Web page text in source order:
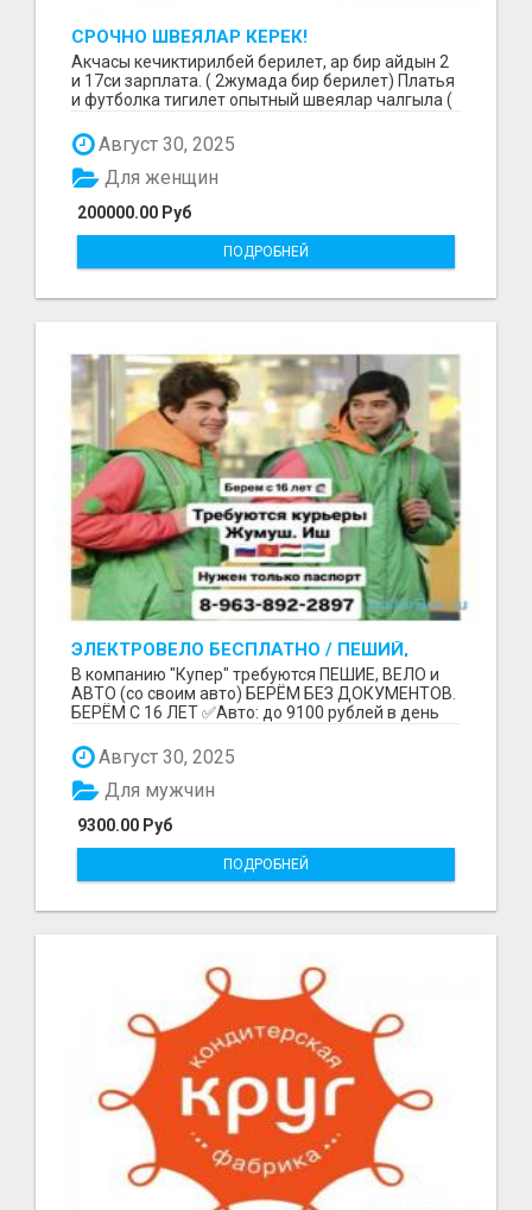
СРОЧНО ШВЕЯЛАР КЕРЕК!
Акчасы кечиктирилбей берилет, ар бир айдын 2
и 17си зарплата. ( 2жумада бир берилет) Платья
и футболка тигилет опытный швеялар чалгыла (
Август 30, 2025
200000.00 Руб
Для женщин
ПОДРОБНЕЙ
ЭЛЕКТРОВЕЛО БЕСПЛАТНО / ПЕШИЙ,
ВЕЛО, АВТО / БЕРЕМ БЕЗ ДОКУМЕНТОВ /
ЛЮБОЙ РАЙОН / С 16 ЛЕТ
В компанию "Купер" требуются ПЕШИЕ, ВЕЛО и
АВТО (со своим авто) БЕРЁМ БЕЗ ДОКУМЕНТОВ.
БЕРЁМ С 16 ЛЕТ ✅Авто: до 9100 рублей в день
Август 30, 2025
9300.00 Руб
Для мужчин
ПОДРОБНЕЙ